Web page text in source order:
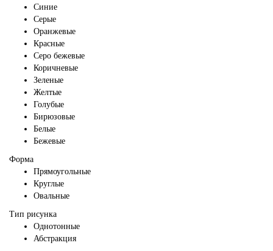
Синие
Серые
Оранжевые
Красные
Серо бежевые
Коричневые
Зеленые
Желтые
Голубые
Бирюзовые
Белые
Бежевые
Форма
Прямоугольные
Круглые
Овальные
Тип рисунка
Однотонные
Абстракция